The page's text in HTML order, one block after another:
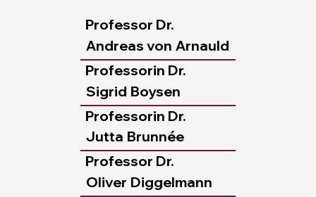
Professor Dr.
Andreas von Arnauld
Professorin Dr.
Sigrid Boysen
Professorin Dr.
Jutta Brunnée
Professor Dr.
Oliver Diggelmann